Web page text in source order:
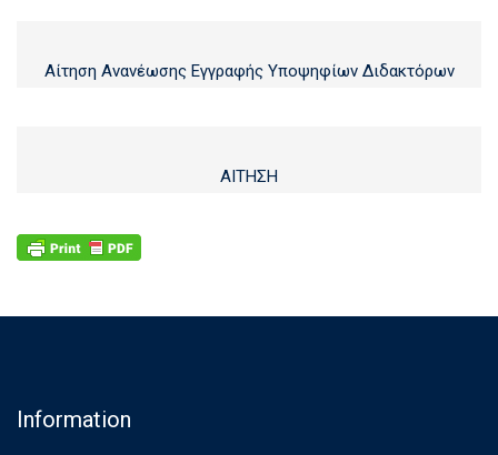
Αίτηση Ανανέωσης Εγγραφής Υποψηφίων Διδακτόρων
ΑΙΤΗΣΗ
Information